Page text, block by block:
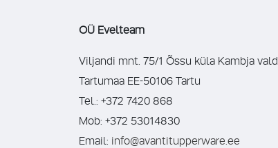
OÜ Evelteam
Viljandi mnt. 75/1 Õssu küla Kambja vald
Tartumaa EE-50106 Tartu
Tel.: +372 7420 868
Mob: +372 53014830
Email: info@avantitupperware.ee